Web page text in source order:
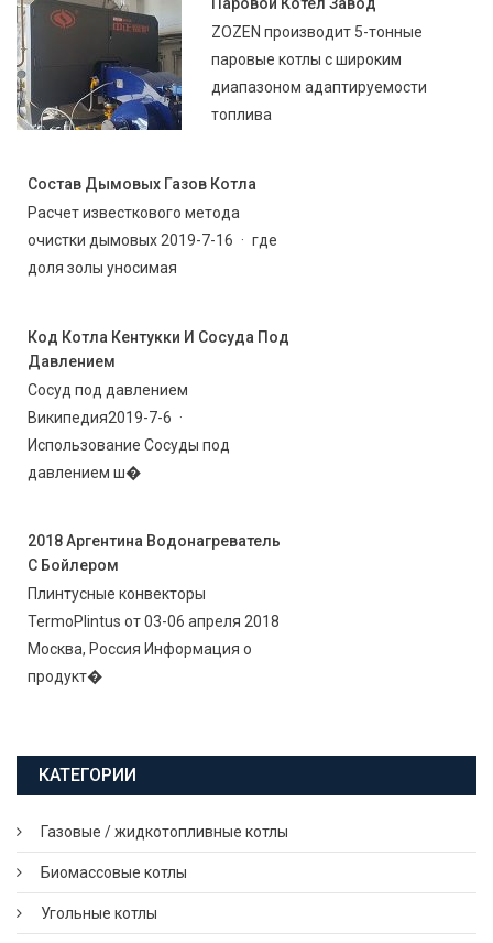
Паровой Котел Завод
ZOZEN производит 5-тонные
паровые котлы с широким
диапазоном адаптируемости
топлива
Состав Дымовых Газов Котла
Расчет известкового метода
очистки дымовых 2019-7-16 · где
доля золы уносимая
Код Котла Кентукки И Сосуда Под
Давлением
Сосуд под давлением
Википедия2019-7-6 ·
Использование Сосуды под
давлением ш�
2018 Аргентина Водонагреватель
С Бойлером
Плинтусные конвекторы
TermoPlintus от 03-06 апреля 2018
Москва, Россия Информация о
продукт�
КАТЕГОРИИ
Газовые / жидкотопливные котлы
Биомассовые котлы
Угольные котлы